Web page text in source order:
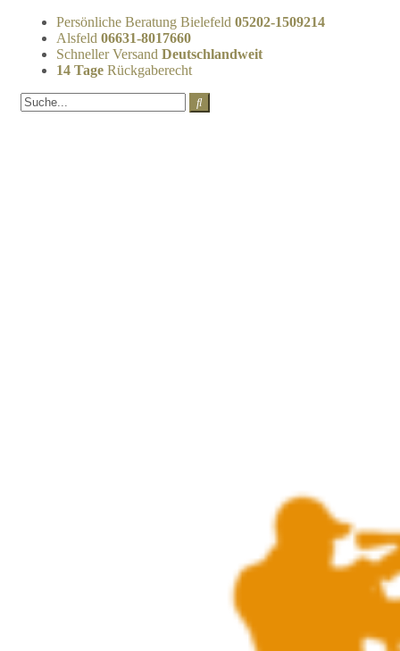
Persönliche Beratung Bielefeld 05202-1509214
Alsfeld 06631-8017660
Schneller Versand Deutschlandweit
14 Tage Rückgaberecht